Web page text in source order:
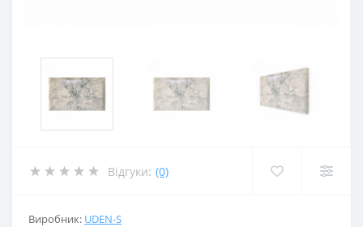
Відгуки: (0)
Виробник: UDEN-S